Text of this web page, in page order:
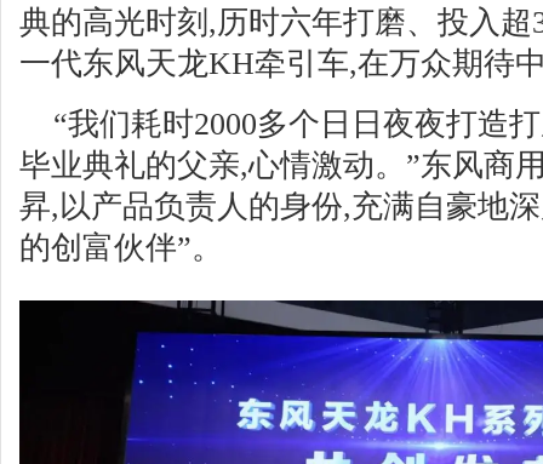
典的高光时刻,历时六年打磨、投入
一代东风天龙KH牵引车,在万众期待
“我们耗时2000多个日日夜夜打造
毕业典礼的父亲,心情激动。”东风商
昇,以产品负责人的身份,充满自豪地
的创富伙伴”。